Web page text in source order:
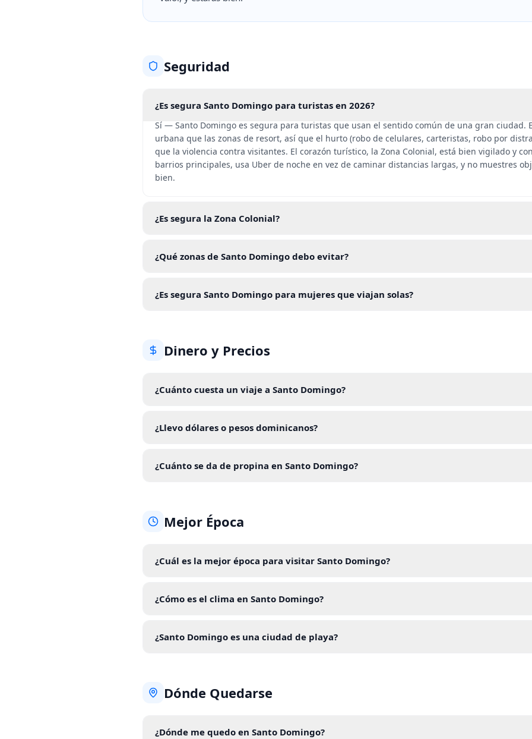
Seguridad
¿Es segura Santo Domingo para turistas en 2026?
Sí — Santo Domingo es segura para turistas que usan el sentido común de una gran ciudad.
urbana que las zonas de resort, así que el hurto (robo de celulares, carteristas, robo por
que la violencia contra visitantes. El corazón turístico, la Zona Colonial, está bien vigilado y
barrios principales, usa Uber de noche en vez de caminar distancias largas, y no muestres
bien.
¿Es segura la Zona Colonial?
¿Qué zonas de Santo Domingo debo evitar?
¿Es segura Santo Domingo para mujeres que viajan solas?
Dinero y Precios
¿Cuánto cuesta un viaje a Santo Domingo?
¿Llevo dólares o pesos dominicanos?
¿Cuánto se da de propina en Santo Domingo?
Mejor Época
¿Cuál es la mejor época para visitar Santo Domingo?
¿Cómo es el clima en Santo Domingo?
¿Santo Domingo es una ciudad de playa?
Dónde Quedarse
¿Dónde me quedo en Santo Domingo?